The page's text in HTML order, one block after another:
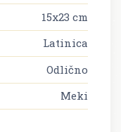
15x23 cm
Latinica
Odlično
Meki